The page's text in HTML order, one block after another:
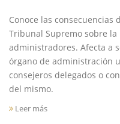
Conoce las
Tribunal Supremo sobre
administradores. Afecta a
órgano de administración
consejeros delegados o
del mismo.
Leer más